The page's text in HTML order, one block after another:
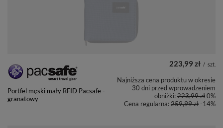
Portfel męski mały RFID Pacsafe -
granatowy
223,99 zł / szt.
Najniższa cena produktu w okresie
30 dni przed wprowadzeniem
obniżki:223,99 zł0%
Cena regularna:259,99 zł-14%